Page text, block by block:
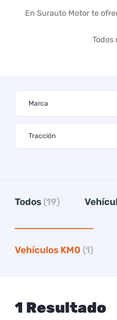
En Surauto Motor te
Todos (19)
Vehículos KM0 (1)
1 Resultado